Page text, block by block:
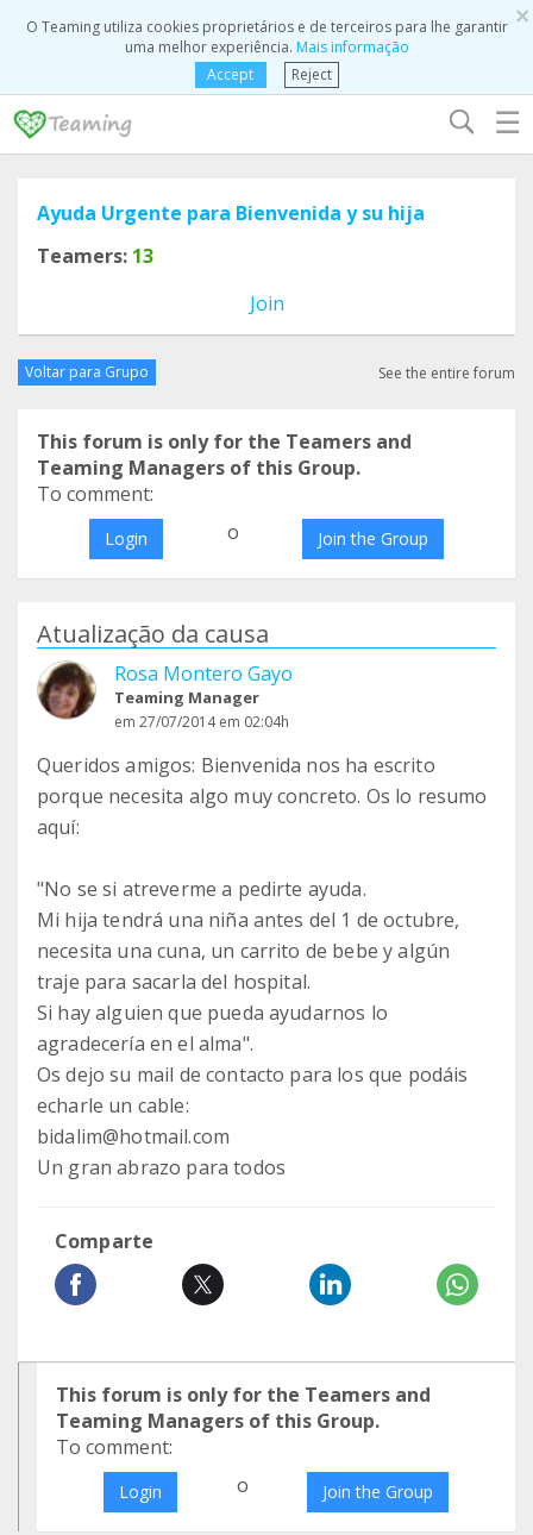
×
O Teaming utiliza cookies proprietários e de terceiros para lhe garantir
uma melhor experiência. Mais informação
Accept
Reject
☰
Ayuda Urgente para Bienvenida y su hija
Teamers: 13
Join
Voltar para Grupo See the entire forum
This forum is only for the Teamers and
Teaming Managers of this Group.
To comment:
Login o Join the Group
Atualização da causa
Rosa Montero Gayo
Teaming Manager
em 27/07/2014 em 02:04h
Queridos amigos: Bienvenida nos ha escrito
porque necesita algo muy concreto. Os lo resumo
aquí:
"No se si atreverme a pedirte ayuda.
Mi hija tendrá una niña antes del 1 de octubre,
necesita una cuna, un carrito de bebe y algún
traje para sacarla del hospital.
Si hay alguien que pueda ayudarnos lo
agradecería en el alma".
Os dejo su mail de contacto para los que podáis
echarle un cable:
bidalim@hotmail.com
Un gran abrazo para todos
Comparte
This forum is only for the Teamers and
Teaming Managers of this Group.
To comment:
Login o Join the Group